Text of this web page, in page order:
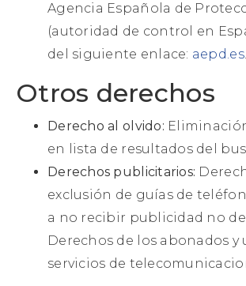
Agencia Española de
(autoridad de control en
del siguiente enlace: aepd.es.
Otros derechos
Derecho al olvido:
en lista de resultados del
Derechos publicitarios:
exclusión de guías de
a no recibir publicidad no
Derechos de los abonados y
servicios de